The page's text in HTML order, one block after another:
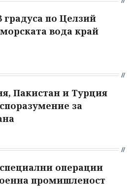
по Целзий
вода край
Пакистан и Турция
за
операции
промишленост